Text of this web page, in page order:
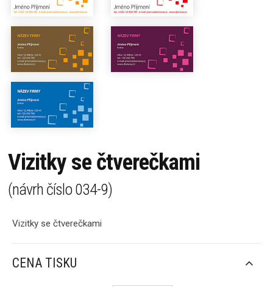
Vizitky se čtverečkami
(návrh číslo034-9)
Vizitky se čtverečkami
CENA TISKU